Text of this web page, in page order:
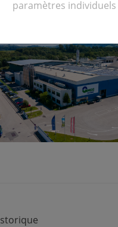
meilleur pour tous.
paramètres individuels